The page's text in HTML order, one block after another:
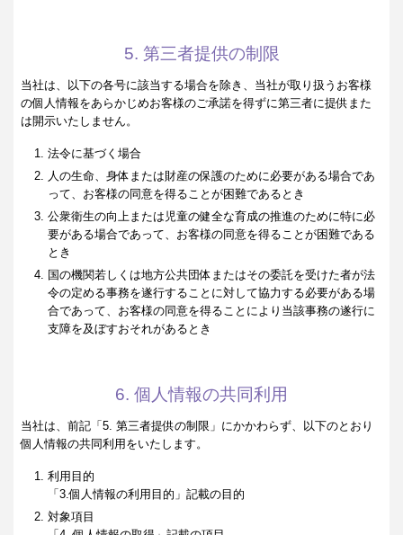
5. 第三者提供の制限
当社は、以下の各号に該当する場合を除き、当社が取り扱うお客様
の個人情報をあらかじめお客様のご承諾を得ずに第三者に提供また
は開示いたしません。
法令に基づく場合
人の生命、身体または財産の保護のために必要がある場合であ
って、お客様の同意を得ることが困難であるとき
公衆衛生の向上または児童の健全な育成の推進のために特に必
要がある場合であって、お客様の同意を得ることが困難である
とき
国の機関若しくは地方公共団体またはその委託を受けた者が法
令の定める事務を遂行することに対して協力する必要がある場
合であって、お客様の同意を得ることにより当該事務の遂行に
支障を及ぼすおそれがあるとき
6. 個人情報の共同利用
当社は、前記「5. 第三者提供の制限」にかかわらず、以下のとおり
個人情報の共同利用をいたします。
利用目的
「3.個人情報の利用目的」記載の目的
対象項目